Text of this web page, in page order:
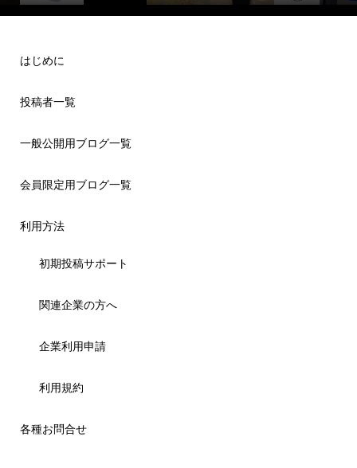
はじめに
投稿者一覧
一般公開用ブログ一覧
会員限定用ブログ一覧
利用方法
初期投稿サポート
関連企業の方へ
企業利用申請
利用規約
各種お問合せ